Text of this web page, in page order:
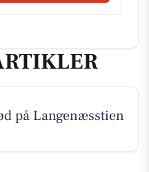
på Langenæsstien